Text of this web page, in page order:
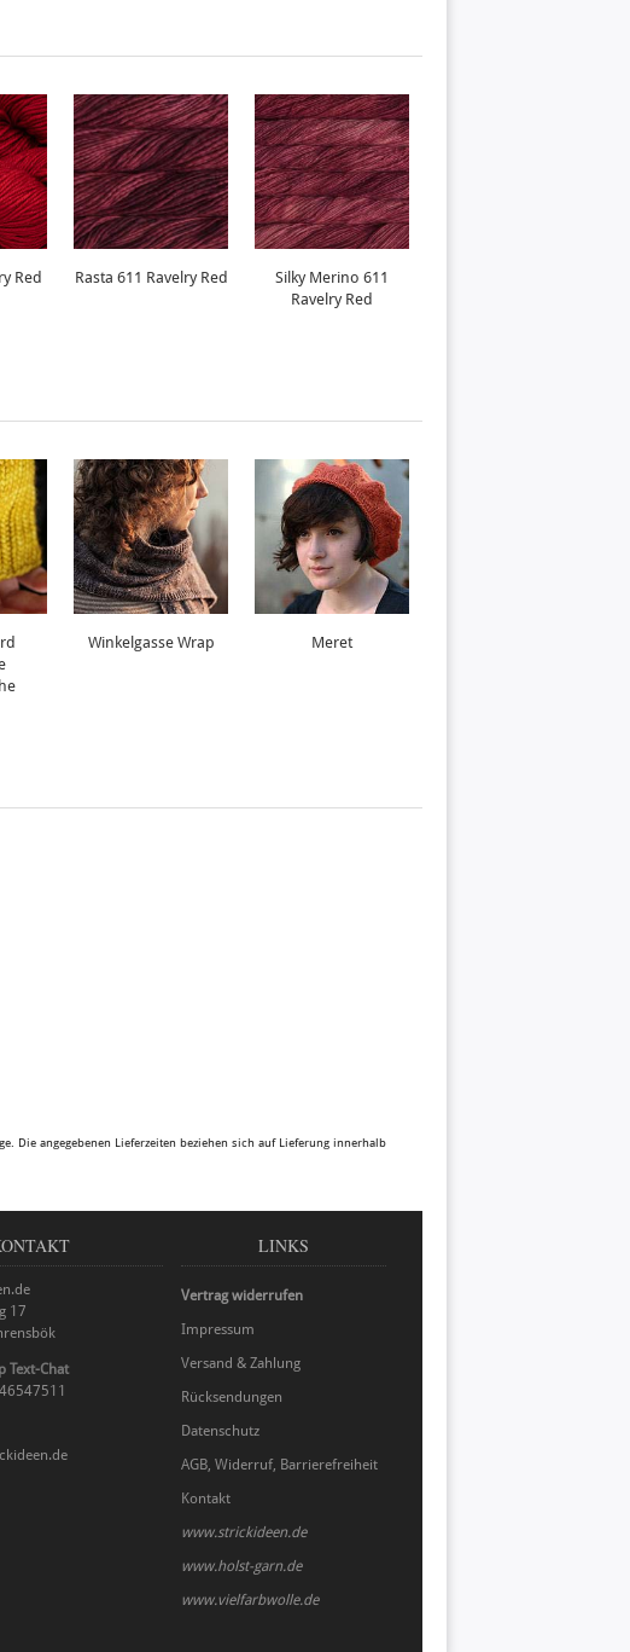
Red Rasta 611 Ravelry Red
Silky Merino 611
Ravelry Red
Winkelgasse Wrap Meret
Die angegebenen Lieferzeiten beziehen sich auf Lieferung innerhalb
17
Text-Chat
LINKS
Vertrag widerrufen
Impressum
Versand & Zahlung
Rücksendungen
Datenschutz
AGB, Widerruf, Barrierefreiheit
Kontakt
www.strickideen.de
www.holst-garn.de
www.vielfarbwolle.de